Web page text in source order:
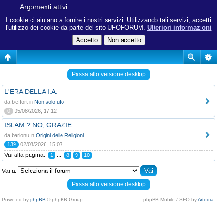
I cookie ci aiutano a fornire i nostri servizi. Utilizzando tali servizi, accetti
l'utilizzo dei cookie da parte del sito UFOFORUM. Ulteriori informazioni
Argomenti attivi
Passa allo versione desktop
L'ERA DELLA I.A.
da bleffort in Non solo ufo
0
05/08/2026, 17:12
ISLAM ? NO, GRAZIE.
da barionu in Origini delle Religioni
139
02/08/2026, 15:07
Vai alla pagina: 1 ... 8 9 10
Vai a:
Passa allo versione desktop
Powered by phpBB © phpBB Group. phpBB Mobile / SEO byArtodia